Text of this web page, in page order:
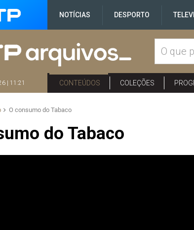
NOTÍCIAS DESPORTO
| 11:21 CONTEÚDOS COLEÇÕES
O consumo do Tabaco
do Tabaco